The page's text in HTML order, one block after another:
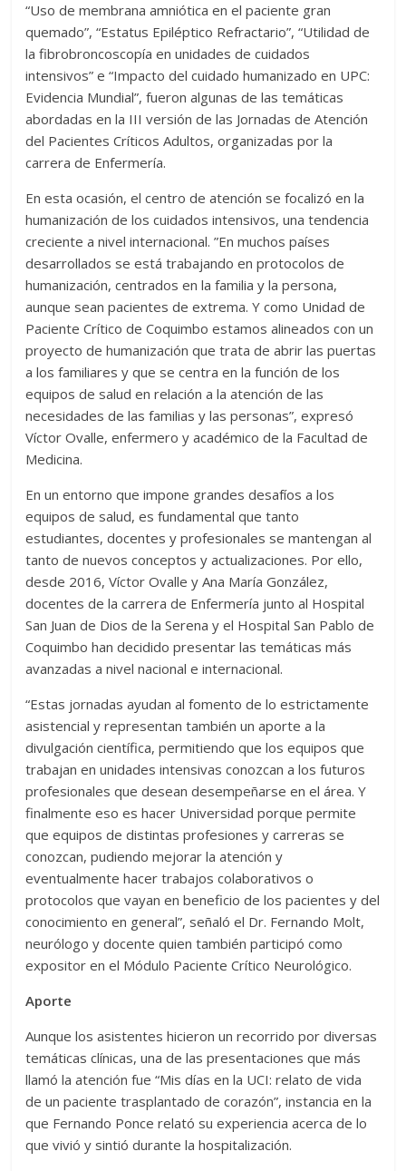
“Uso de membrana amniótica en el paciente gran
quemado”, “Estatus Epiléptico Refractario”, “Utilidad de
la fibrobroncoscopía en unidades de cuidados
intensivos” e “Impacto del cuidado humanizado en UPC:
Evidencia Mundial”, fueron algunas de las temáticas
abordadas en la III versión de las Jornadas de Atención
del Pacientes Críticos Adultos, organizadas por la
carrera de Enfermería.
En esta ocasión, el centro de atención se focalizó en la
humanización de los cuidados intensivos, una tendencia
creciente a nivel internacional. ”En muchos países
desarrollados se está trabajando en protocolos de
humanización, centrados en la familia y la persona,
aunque sean pacientes de extrema. Y como Unidad de
Paciente Crítico de Coquimbo estamos alineados con un
proyecto de humanización que trata de abrir las puertas
a los familiares y que se centra en la función de los
equipos de salud en relación a la atención de las
necesidades de las familias y las personas”, expresó
Víctor Ovalle, enfermero y académico de la Facultad de
Medicina.
En un entorno que impone grandes desafíos a los
equipos de salud, es fundamental que tanto
estudiantes, docentes y profesionales se mantengan al
tanto de nuevos conceptos y actualizaciones. Por ello,
desde 2016, Víctor Ovalle y Ana María González,
docentes de la carrera de Enfermería junto al Hospital
San Juan de Dios de la Serena y el Hospital San Pablo de
Coquimbo han decidido presentar las temáticas más
avanzadas a nivel nacional e internacional.
“Estas jornadas ayudan al fomento de lo estrictamente
asistencial y representan también un aporte a la
divulgación científica, permitiendo que los equipos que
trabajan en unidades intensivas conozcan a los futuros
profesionales que desean desempeñarse en el área. Y
finalmente eso es hacer Universidad porque permite
que equipos de distintas profesiones y carreras se
conozcan, pudiendo mejorar la atención y
eventualmente hacer trabajos colaborativos o
protocolos que vayan en beneficio de los pacientes y del
conocimiento en general”, señaló el Dr. Fernando Molt,
neurólogo y docente quien también participó como
expositor en el Módulo Paciente Crítico Neurológico.
Aporte
Aunque los asistentes hicieron un recorrido por diversas
temáticas clínicas, una de las presentaciones que más
llamó la atención fue “Mis días en la UCI: relato de vida
de un paciente trasplantado de corazón”, instancia en la
que Fernando Ponce relató su experiencia acerca de lo
que vivió y sintió durante la hospitalización.